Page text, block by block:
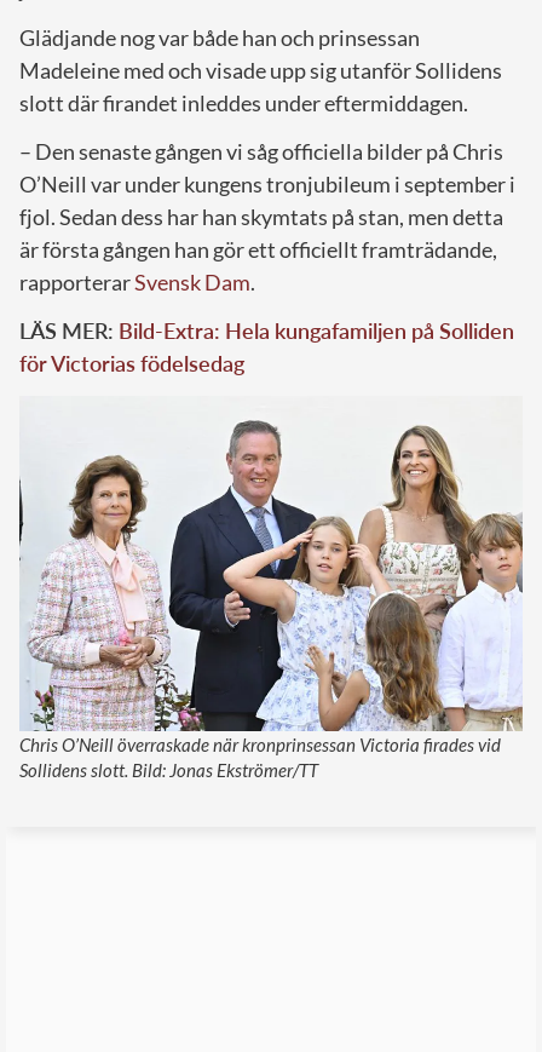
Glädjande nog var både han och prinsessan
Madeleine med och visade upp sig utanför Sollidens
slott där firandet inleddes under eftermiddagen.
– Den senaste gången vi såg officiella bilder på Chris
O’Neill var under kungens tronjubileum i september i
fjol. Sedan dess har han skymtats på stan, men detta
är första gången han gör ett officiellt framträdande,
rapporterarSvensk Dam.
LÄS MER: Bild-Extra: Hela kungafamiljen på Solliden
för Victorias födelsedag
Chris O’Neill överraskade när kronprinsessan Victoria firades vid
Sollidens slott. Bild: Jonas Ekströmer/TT